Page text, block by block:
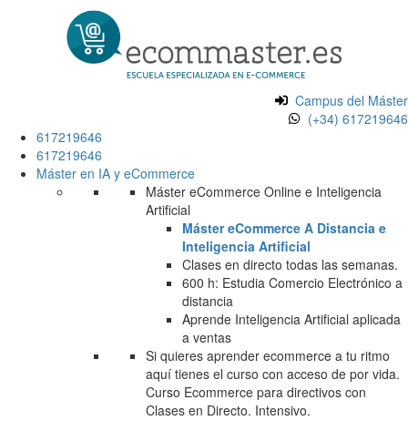
Campus del Máster
(+34) 617219646
617219646
617219646
Máster en IA y eCommerce
Máster eCommerce Online e Inteligencia
Artificial
Máster eCommerce A Distancia e
Inteligencia Artificial
Clases en directo todas las semanas.
600 h: Estudia Comercio Electrónico a
distancia
Aprende Inteligencia Artificial aplicada
a ventas
Si quieres aprender ecommerce a tu ritmo
aquí tienes el curso con acceso de por vida.
Curso Ecommerce para directivos con
Clases en Directo. Intensivo.